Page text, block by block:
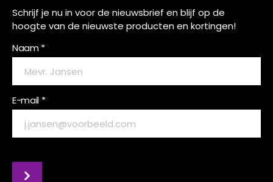
Schrijf je nu in voor de nieuwsbrief en blijf op de
hoogte van de nieuwste producten en kortingen!
Naam *
E-mail *